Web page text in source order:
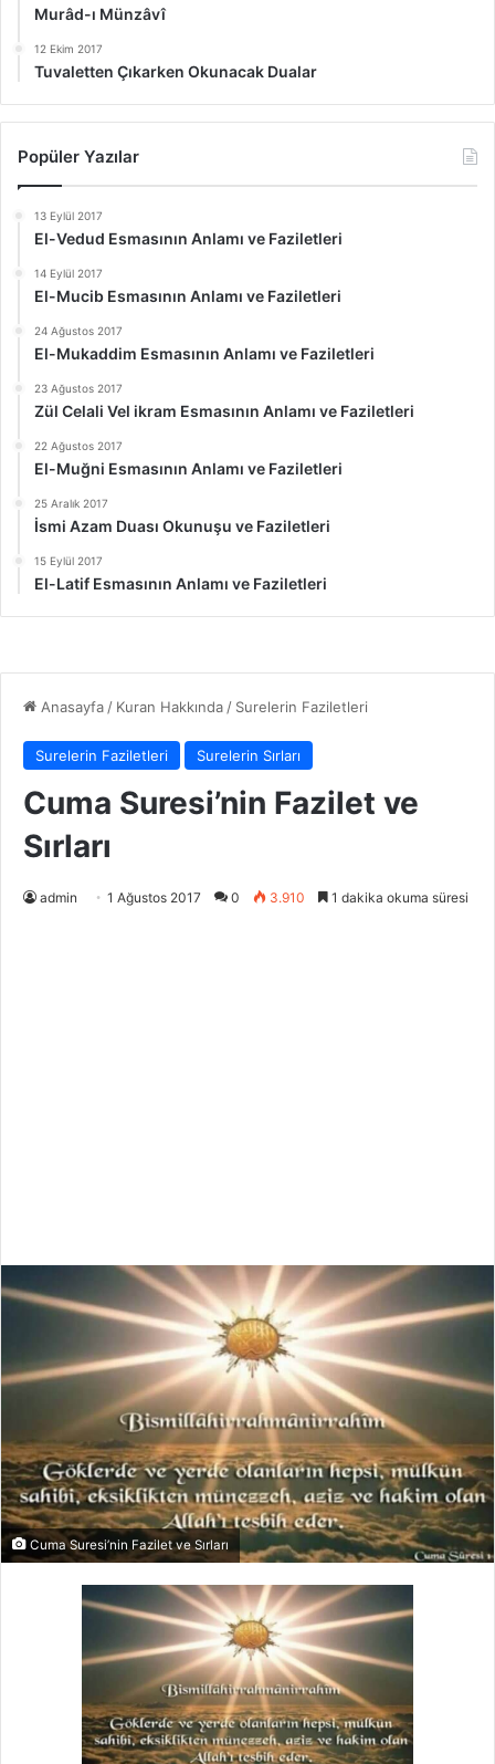
Murâd-ı Münzâvî
12 Ekim 2017
Tuvaletten Çıkarken Okunacak Dualar
Popüler Yazılar
13 Eylül 2017
El-Vedud Esmasının Anlamı ve Faziletleri
14 Eylül 2017
El-Mucib Esmasının Anlamı ve Faziletleri
24 Ağustos 2017
El-Mukaddim Esmasının Anlamı ve Faziletleri
23 Ağustos 2017
Zül Celali Vel ikram Esmasının Anlamı ve Faziletleri
22 Ağustos 2017
El-Muğni Esmasının Anlamı ve Faziletleri
25 Aralık 2017
İsmi Azam Duası Okunuşu ve Faziletleri
15 Eylül 2017
El-Latif Esmasının Anlamı ve Faziletleri